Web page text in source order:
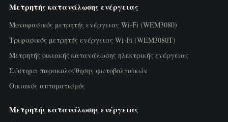
Τριφασικός μετρητής ενέργειας Wi-Fi
(WEM3046T)
Τριφασικός μετρητής ενέργειας Wi-Fi
Ελεγκτής ισχύος WiFi
Μετρητής κατανάλωσης ενέργειας
Μονοφασικός μετρητής ενέργειας Wi-Fi (WEM3080)
Τριφασικός μετρητής ενέργειας Wi-Fi (WEM3080T)
Μετρητής οικιακής κατανάλωσης ηλεκτρικής ενέργειας
Σύστημα παρακολούθησης φωτοβολταϊκών
Οικιακός αυτοματισμός
Μετρητής κατανάλωσης ενέργειας